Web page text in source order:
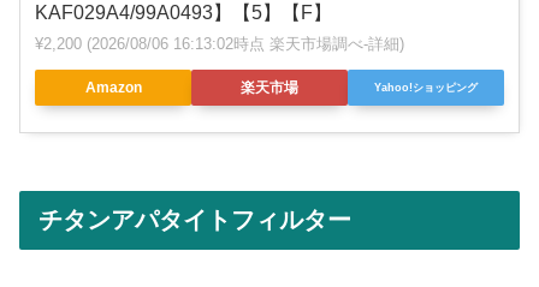
KAF029A4/99A0493】【5】【F】
¥2,200 (2026/08/06 16:13:02時点 楽天市場調べ-詳細)
Amazon 楽天市場 Yahoo!ショッピング
チタンアパタイトフィルター